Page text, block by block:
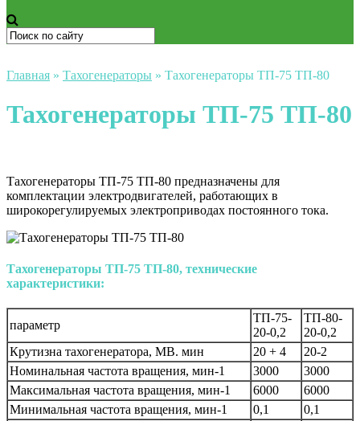
Главная » Тахогенераторы » Тахогенераторы ТП-75 ТП-80
Тахогенераторы ТП-75 ТП-80
Тахогенераторы ТП-75 ТП-80 предназначены для
комплектации электродвигателей, работающих в
широкорегулируемых электроприводах постоянного тока.
Тахогенераторы ТП-75 ТП-80, технические
характеристики:
параметр
ТП-75-
20-0,2
ТП-80-
20-0,2
Крутизна тахогенератора, MB. мин
20 + 4
20-2
Номинальная частота вращения, мин-1
3000
3000
Максимальная частота вращения, мин-1
6000
6000
Минимальная частота вращения, мин-1
0,1
0,1